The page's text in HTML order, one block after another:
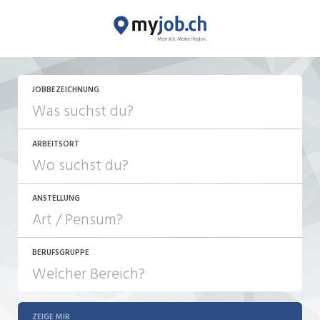
JOBBEZEICHNUNG
ARBEITSORT
ANSTELLUNG
JOB-TYP
Festanstellung
BERUFSGRUPPE
ZEIGE MIR